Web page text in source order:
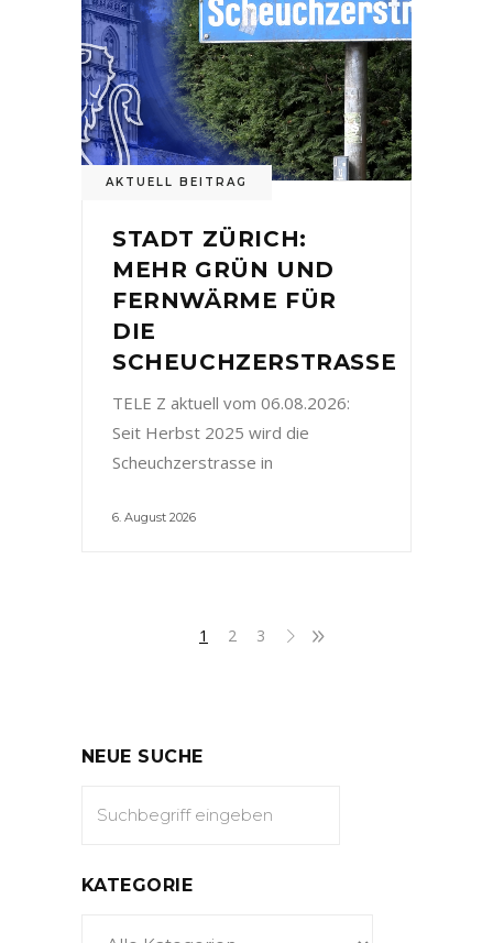
AKTUELL BEITRAG
STADT ZÜRICH:
MEHR GRÜN UND
FERNWÄRME FÜR
DIE
SCHEUCHZERSTRASSE
TELE Z aktuell vom 06.08.2026:
Seit Herbst 2025 wird die
Scheuchzerstrasse in
6. August 2026
1 2 3
NEUE SUCHE
KATEGORIE